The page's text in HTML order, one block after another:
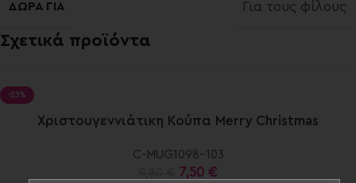
ΔΩΡΑ ΓΙΑ Για τους φίλους
Σχετικά προϊόντα
-23%
Χριστουγεννιάτικη Κούπα Merry Christmas
C-MUG1098-103
7,50 €